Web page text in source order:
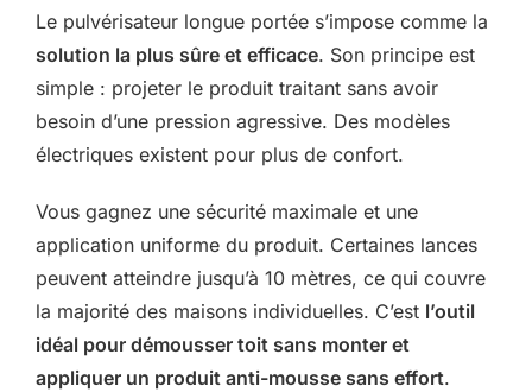
Le pulvérisateur longue portée s’impose comme la
solution la plus sûre et efficace. Son principe est
simple : projeter le produit traitant sans avoir
besoin d’une pression agressive. Des modèles
électriques existent pour plus de confort.
Vous gagnez une sécurité maximale et une
application uniforme du produit. Certaines lances
peuvent atteindre jusqu’à 10 mètres, ce qui couvre
la majorité des maisons individuelles. C’est l’outil
idéal pour démousser toit sans monter et
appliquer un produit anti-mousse sans effort.